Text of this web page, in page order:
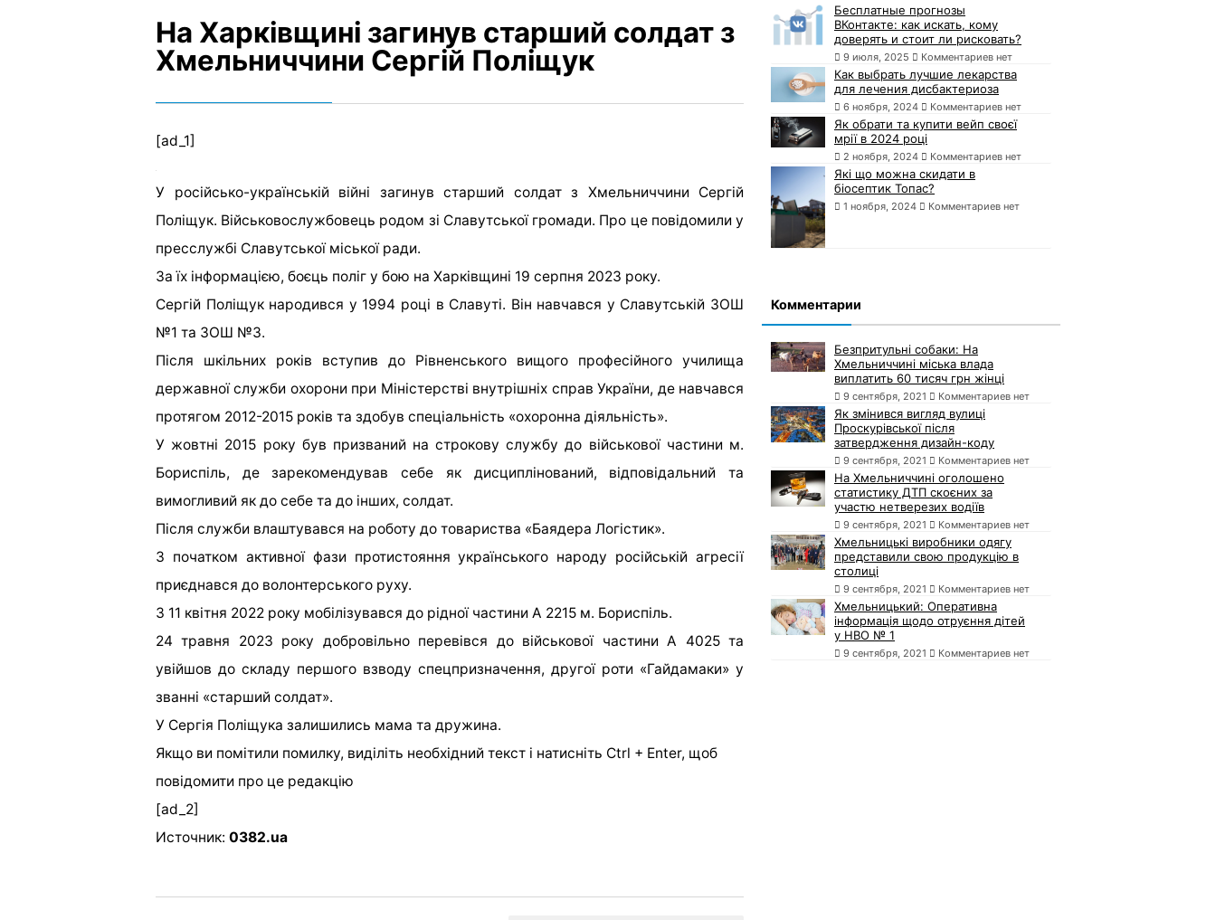
На Харківщині загинув старший солдат з
Хмельниччини Сергій Поліщук
[ad_1]
У російсько-українській війні загинув старший солдат з Хмельниччини Сергій
Поліщук. Військовослужбовець родом зі Славутської громади. Про це повідомили у
пресслужбі Славутської міської ради.
За їх інформацією, боєць поліг у бою на Харківщині 19 серпня 2023 року.
Сергій Поліщук народився у 1994 році в Славуті. Він навчався у Славутській ЗОШ
№1 та ЗОШ №3.
Після шкільних років вступив до Рівненського вищого професійного училища
державної служби охорони при Міністерстві внутрішніх справ України, де навчався
протягом 2012-2015 років та здобув спеціальність «охоронна діяльність».
У жовтні 2015 року був призваний на строкову службу до військової частини м.
Бориспіль, де зарекомендував себе як дисциплінований, відповідальний та
вимогливий як до себе та до інших, солдат.
Після служби влаштувався на роботу до товариства «Баядера Логістик».
З початком активної фази протистояння українського народу російській агресії
приєднався до волонтерського руху.
З 11 квітня 2022 року мобілізувався до рідної частини А 2215 м. Бориспіль.
24 травня 2023 року добровільно перевівся до військової частини А 4025 та
увійшов до складу першого взводу спецпризначення, другої роти «Гайдамаки» у
званні «старший солдат».
У Сергія Поліщука залишились мама та дружина.
Якщо ви помітили помилку, виділіть необхідний текст і натисніть Ctrl + Enter, щоб
повідомити про це редакцію
[ad_2]
Источник: 0382.ua
Бесплатные прогнозы
ВКонтакте: как искать, кому
доверять и стоит ли рисковать?
9 июля, 2025 Комментариев нет
Как выбрать лучшие лекарства
для лечения дисбактериоза
6 ноября, 2024 Комментариев нет
Як обрати та купити вейп своєї
мрії в 2024 році
2 ноября, 2024 Комментариев нет
Які що можна скидати в
біосептик Топас?
1 ноября, 2024 Комментариев нет
Комментарии
Безпритульні собаки: На
Хмельниччині міська влада
виплатить 60 тисяч грн жінці
9 сентября, 2021 Комментариев нет
Як змінився вигляд вулиці
Проскурівської після
затвердження дизайн-коду
9 сентября, 2021 Комментариев нет
На Хмельниччині оголошено
статистику ДТП скоєних за
участю нетверезих водіїв
9 сентября, 2021 Комментариев нет
Хмельницькі виробники одягу
представили свою продукцію в
столиці
9 сентября, 2021 Комментариев нет
Хмельницький: Оперативна
інформація щодо отруєння дітей
у НВО № 1
9 сентября, 2021 Комментариев нет